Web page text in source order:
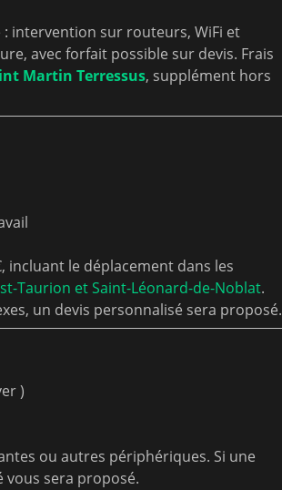
intervention sur routeurs, WiFi et
avec forfait possible sur devis. Frais
Martin Terressus, supplément hors
incluant le déplacement dans les
Taurion et Saint-Léonard-de-Noblat.
un devis personnalisé sera proposé.
)
ou autres périphériques. Si une
vous sera proposé.